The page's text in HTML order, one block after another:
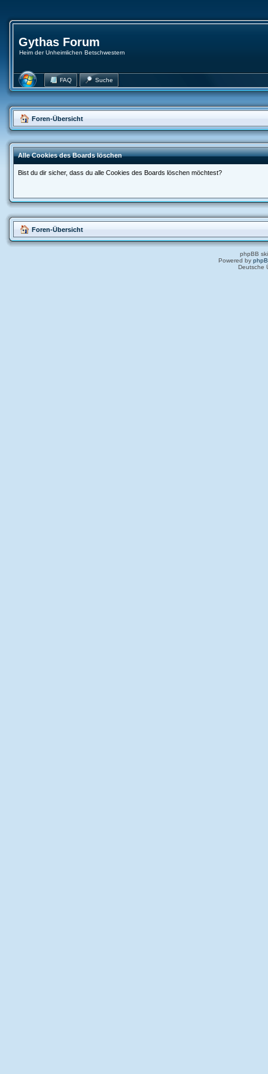
Gythas Forum
Heim der Unheimlichen Betschwestern
FAQ Suche
Foren-Übersicht
Alle Cookies des Boards löschen
Bist du dir sicher, dass du alle Cookies des Boards löschen möchtest?
Foren-Übersicht
phpBB
Powered by
Deutsche